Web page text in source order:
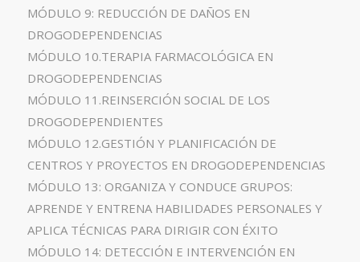
MÓDULO 9: REDUCCIÓN DE DAÑOS EN
DROGODEPENDENCIAS
MÓDULO 10.TERAPIA FARMACOLÓGICA EN
DROGODEPENDENCIAS
MÓDULO 11.REINSERCIÓN SOCIAL DE LOS
DROGODEPENDIENTES
MÓDULO 12.GESTIÓN Y PLANIFICACIÓN DE
CENTROS Y PROYECTOS EN DROGODEPENDENCIAS
MÓDULO 13: ORGANIZA Y CONDUCE GRUPOS:
APRENDE Y ENTRENA HABILIDADES PERSONALES Y
APLICA TÉCNICAS PARA DIRIGIR CON ÉXITO
MÓDULO 14: DETECCIÓN E INTERVENCIÓN EN